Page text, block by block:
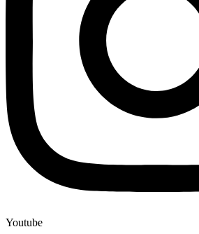
Youtube